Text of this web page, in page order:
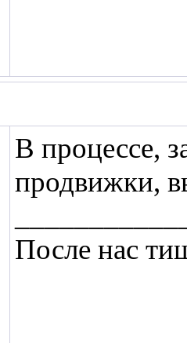
В процессе,
продвижки,
После нас